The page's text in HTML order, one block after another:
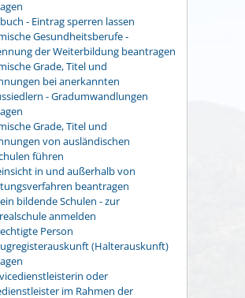
- Eintrag sperren lassen
Gesundheitsberufe -
der Weiterbildung beantragen
Grade, Titel und
bei anerkannten
- Gradumwandlungen
Grade, Titel und
von ausländischen
führen
in und außerhalb von
beantragen
bildende Schulen - zur
anmelden
Person
(Halterauskunft)
oder
im Rahmen der